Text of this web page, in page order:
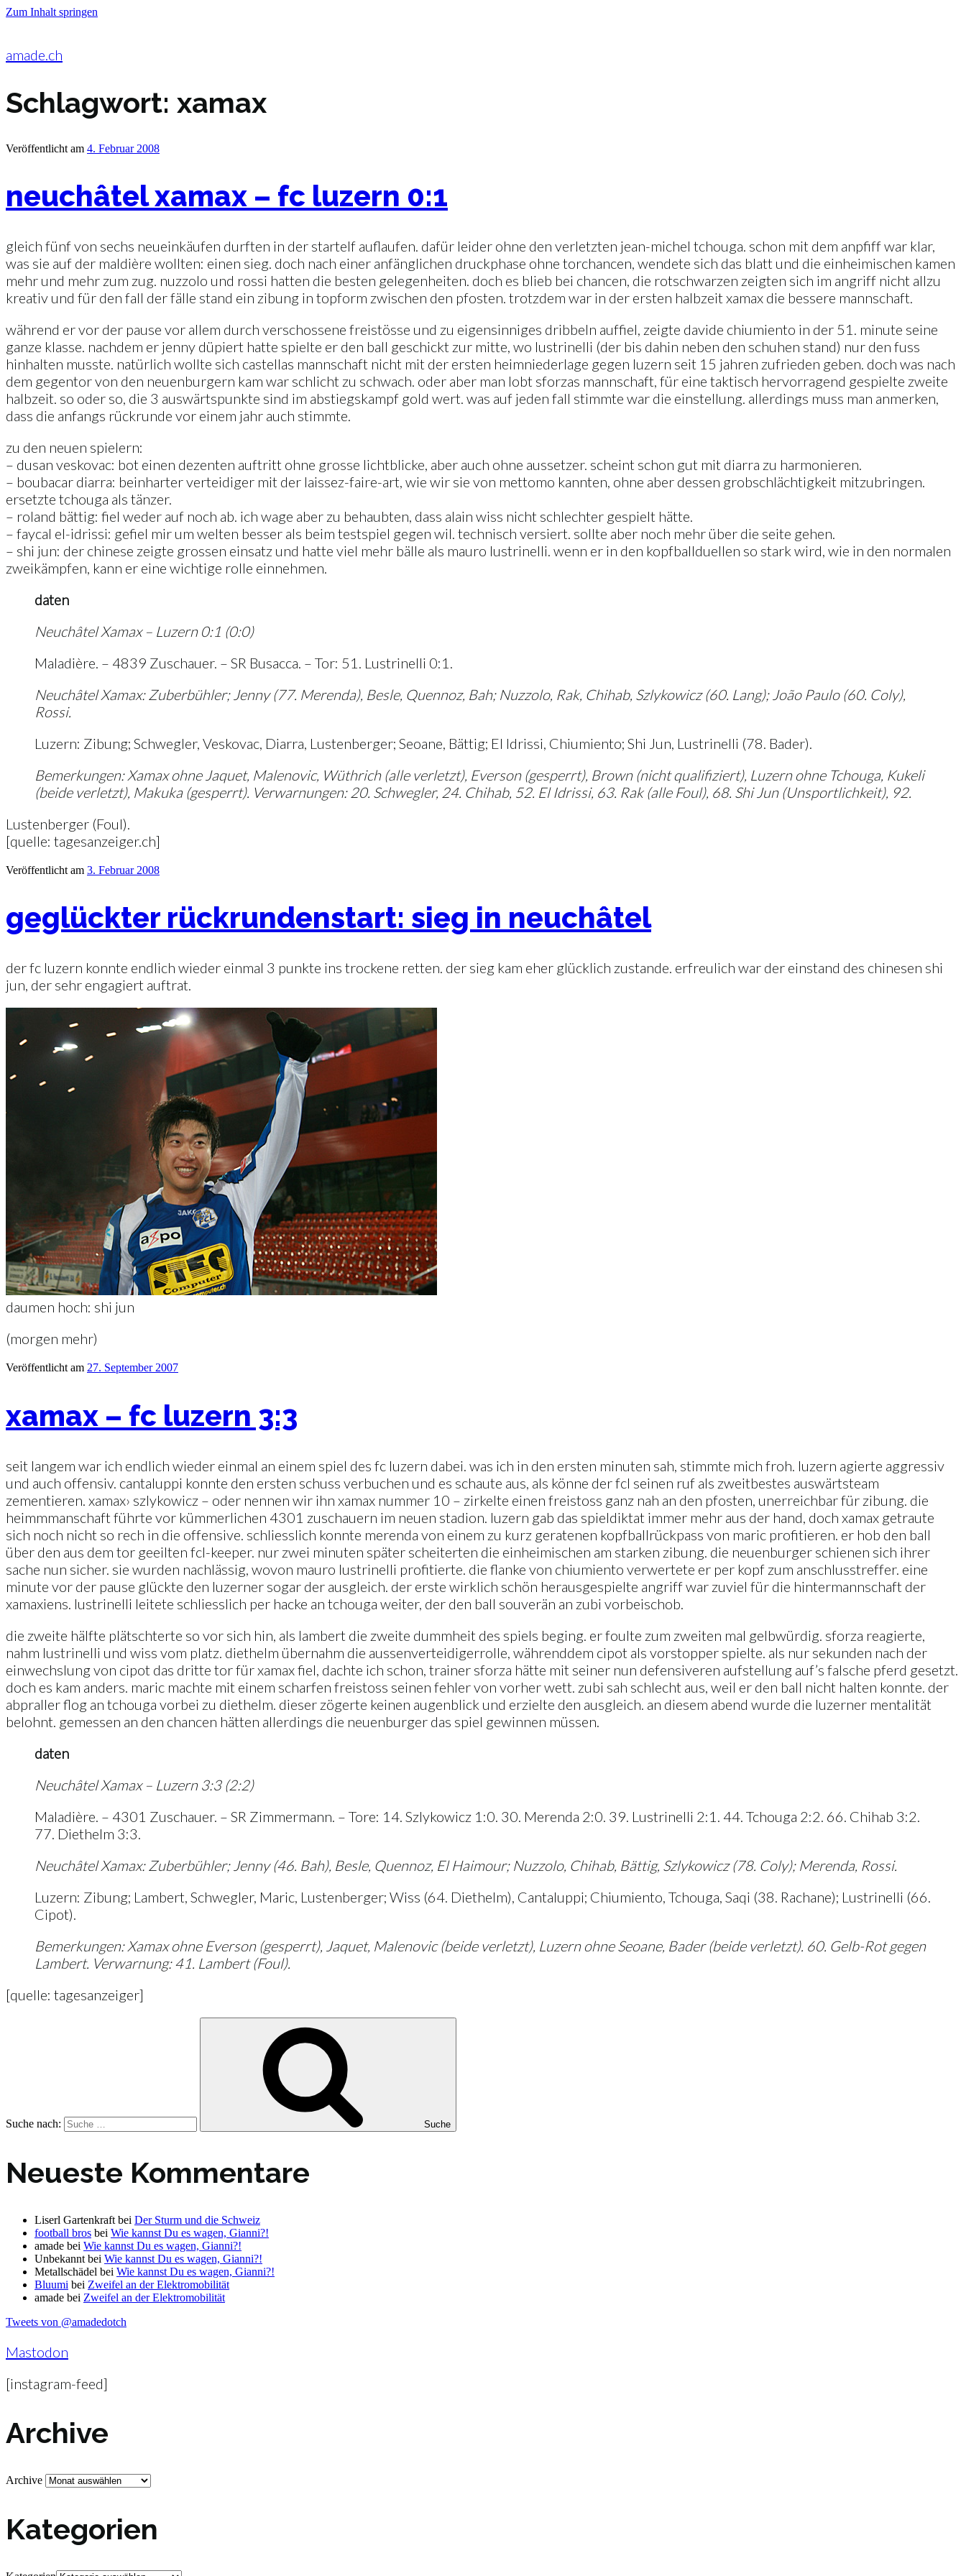
Zum Inhalt springen
amade.ch
Schlagwort: xamax
Veröffentlicht am 4. Februar 2008
neuchâtel xamax – fc luzern 0:1
gleich fünf von sechs neueinkäufen durften in der startelf auflaufen. dafür leider ohne den verletzten jean-michel tchouga. schon mit dem anpfiff war klar,
was sie auf der maldière wollten: einen sieg. doch nach einer anfänglichen druckphase ohne torchancen, wendete sich das blatt und die einheimischen kamen
mehr und mehr zum zug. nuzzolo und rossi hatten die besten gelegenheiten. doch es blieb bei chancen, die rotschwarzen zeigten sich im angriff nicht allzu
kreativ und für den fall der fälle stand ein zibung in topform zwischen den pfosten. trotzdem war in der ersten halbzeit xamax die bessere mannschaft.
während er vor der pause vor allem durch verschossene freistösse und zu eigensinniges dribbeln auffiel, zeigte davide chiumiento in der 51. minute seine
ganze klasse. nachdem er jenny düpiert hatte spielte er den ball geschickt zur mitte, wo lustrinelli (der bis dahin neben den schuhen stand) nur den fuss
hinhalten musste. natürlich wollte sich castellas mannschaft nicht mit der ersten heimniederlage gegen luzern seit 15 jahren zufrieden geben. doch was nach
dem gegentor von den neuenburgern kam war schlicht zu schwach. oder aber man lobt sforzas mannschaft, für eine taktisch hervorragend gespielte zweite
halbzeit. so oder so, die 3 auswärtspunkte sind im abstiegskampf gold wert. was auf jeden fall stimmte war die einstellung. allerdings muss man anmerken,
dass die anfangs rückrunde vor einem jahr auch stimmte.
zu den neuen spielern:
– dusan veskovac: bot einen dezenten auftritt ohne grosse lichtblicke, aber auch ohne aussetzer. scheint schon gut mit diarra zu harmonieren.
– boubacar diarra: beinharter verteidiger mit der laissez-faire-art, wie wir sie von mettomo kannten, ohne aber dessen grobschlächtigkeit mitzubringen.
ersetzte tchouga als tänzer.
– roland bättig: fiel weder auf noch ab. ich wage aber zu behaubten, dass alain wiss nicht schlechter gespielt hätte.
– faycal el-idrissi: gefiel mir um welten besser als beim testspiel gegen wil. technisch versiert. sollte aber noch mehr über die seite gehen.
– shi jun: der chinese zeigte grossen einsatz und hatte viel mehr bälle als mauro lustrinelli. wenn er in den kopfballduellen so stark wird, wie in den normalen
zweikämpfen, kann er eine wichtige rolle einnehmen.
daten
Neuchâtel Xamax – Luzern 0:1 (0:0)
Maladière. – 4839 Zuschauer. – SR Busacca. – Tor: 51. Lustrinelli 0:1.
Neuchâtel Xamax: Zuberbühler; Jenny (77. Merenda), Besle, Quennoz, Bah; Nuzzolo, Rak, Chihab, Szlykowicz (60. Lang); João Paulo (60. Coly),
Rossi.
Luzern: Zibung; Schwegler, Veskovac, Diarra, Lustenberger; Seoane, Bättig; El Idrissi, Chiumiento; Shi Jun, Lustrinelli (78. Bader).
Bemerkungen: Xamax ohne Jaquet, Malenovic, Wüthrich (alle verletzt), Everson (gesperrt), Brown (nicht qualifiziert), Luzern ohne Tchouga, Kukeli
(beide verletzt), Makuka (gesperrt). Verwarnungen: 20. Schwegler, 24. Chihab, 52. El Idrissi, 63. Rak (alle Foul), 68. Shi Jun (Unsportlichkeit), 92.
Lustenberger (Foul).
[quelle: tagesanzeiger.ch]
Veröffentlicht am 3. Februar 2008
geglückter rückrundenstart: sieg in neuchâtel
der fc luzern konnte endlich wieder einmal 3 punkte ins trockene retten. der sieg kam eher glücklich zustande. erfreulich war der einstand des chinesen shi
jun, der sehr engagiert auftrat.
daumen hoch: shi jun
(morgen mehr)
Veröffentlicht am 27. September 2007
xamax – fc luzern 3:3
seit langem war ich endlich wieder einmal an einem spiel des fc luzern dabei. was ich in den ersten minuten sah, stimmte mich froh. luzern agierte aggressiv
und auch offensiv. cantaluppi konnte den ersten schuss verbuchen und es schaute aus, als könne der fcl seinen ruf als zweitbestes auswärtsteam
zementieren. xamax› szlykowicz – oder nennen wir ihn xamax nummer 10 – zirkelte einen freistoss ganz nah an den pfosten, unerreichbar für zibung. die
heimmmanschaft führte vor kümmerlichen 4301 zuschauern im neuen stadion. luzern gab das spieldiktat immer mehr aus der hand, doch xamax getraute
sich noch nicht so rech in die offensive. schliesslich konnte merenda von einem zu kurz geratenen kopfballrückpass von maric profitieren. er hob den ball
über den aus dem tor geeilten fcl-keeper. nur zwei minuten später scheiterten die einheimischen am starken zibung. die neuenburger schienen sich ihrer
sache nun sicher. sie wurden nachlässig, wovon mauro lustrinelli profitierte. die flanke von chiumiento verwertete er per kopf zum anschlusstreffer. eine
minute vor der pause glückte den luzerner sogar der ausgleich. der erste wirklich schön herausgespielte angriff war zuviel für die hintermannschaft der
xamaxiens. lustrinelli leitete schliesslich per hacke an tchouga weiter, der den ball souverän an zubi vorbeischob.
die zweite hälfte plätschterte so vor sich hin, als lambert die zweite dummheit des spiels beging. er foulte zum zweiten mal gelbwürdig. sforza reagierte,
nahm lustrinelli und wiss vom platz. diethelm übernahm die aussenverteidigerrolle, währenddem cipot als vorstopper spielte. als nur sekunden nach der
einwechslung von cipot das dritte tor für xamax fiel, dachte ich schon, trainer sforza hätte mit seiner nun defensiveren aufstellung auf’s falsche pferd gesetzt.
doch es kam anders. maric machte mit einem scharfen freistoss seinen fehler von vorher wett. zubi sah schlecht aus, weil er den ball nicht halten konnte. der
abpraller flog an tchouga vorbei zu diethelm. dieser zögerte keinen augenblick und erzielte den ausgleich. an diesem abend wurde die luzerner mentalität
belohnt. gemessen an den chancen hätten allerdings die neuenburger das spiel gewinnen müssen.
daten
Neuchâtel Xamax – Luzern 3:3 (2:2)
Maladière. – 4301 Zuschauer. – SR Zimmermann. – Tore: 14. Szlykowicz 1:0. 30. Merenda 2:0. 39. Lustrinelli 2:1. 44. Tchouga 2:2. 66. Chihab 3:2.
77. Diethelm 3:3.
Neuchâtel Xamax: Zuberbühler; Jenny (46. Bah), Besle, Quennoz, El Haimour; Nuzzolo, Chihab, Bättig, Szlykowicz (78. Coly); Merenda, Rossi.
Luzern: Zibung; Lambert, Schwegler, Maric, Lustenberger; Wiss (64. Diethelm), Cantaluppi; Chiumiento, Tchouga, Saqi (38. Rachane); Lustrinelli (66.
Cipot).
Bemerkungen: Xamax ohne Everson (gesperrt), Jaquet, Malenovic (beide verletzt), Luzern ohne Seoane, Bader (beide verletzt). 60. Gelb-Rot gegen
Lambert. Verwarnung: 41. Lambert (Foul).
[quelle: tagesanzeiger]
Suche nach: Suche
Neueste Kommentare
Liserl Gartenkraft bei Der Sturm und die Schweiz
football bros bei Wie kannst Du es wagen, Gianni?!
amade bei Wie kannst Du es wagen, Gianni?!
Unbekannt bei Wie kannst Du es wagen, Gianni?!
Metallschädel bei Wie kannst Du es wagen, Gianni?!
Bluumi bei Zweifel an der Elektromobilität
amade bei Zweifel an der Elektromobilität
Tweets von @amadedotch
Mastodon
[instagram-feed]
Archive
Archive
Kategorien